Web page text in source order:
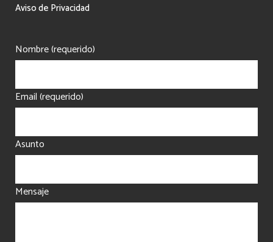
Aviso de Privacidad
Nombre (requerido)
Email (requerido)
Asunto
Mensaje